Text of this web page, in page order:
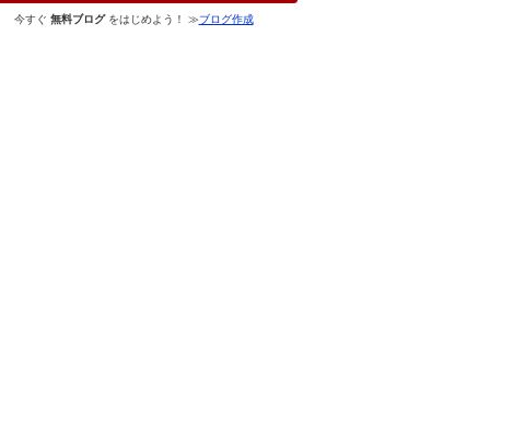
今すぐ 無料ブログをはじめよう！ ≫ブログ作成